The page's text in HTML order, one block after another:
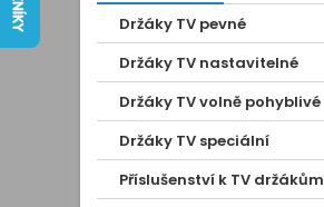
Držáky TV pevné
Držáky TV nastavitelné
Držáky TV volně pohyblivé
Držáky TV speciální
Příslušenství k TV držákům